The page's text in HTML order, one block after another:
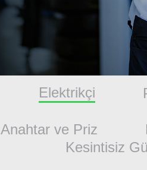
Elektrikçi
Anahtar ve Priz
Kesintisiz